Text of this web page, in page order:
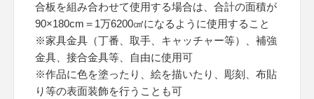
合板を組み合わせて使用する場合は、合計の面積が
90×180cm＝1万6200㎠になるように使用すること
※家具金具（丁番、取手、キャッチャー等）、補強
金具、接合金具等、自由に使用可
※作品に色を塗ったり、絵を描いたり、彫刻、布貼
り等の表面装飾を行うことも可